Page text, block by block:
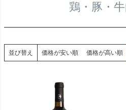
鶏・豚・
並び替え 価格が安い順 価格が高い順